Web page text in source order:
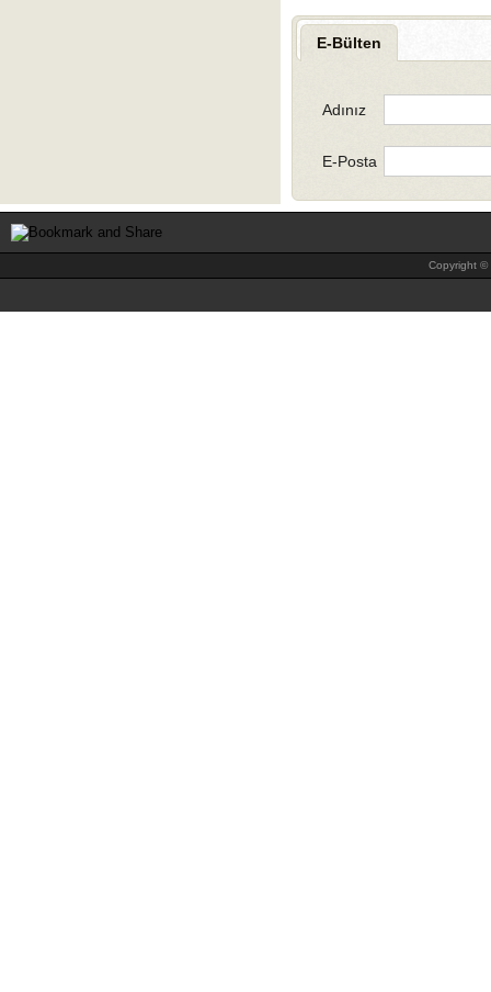
E-Bülten
Adınız
E-Posta
Copyright ©